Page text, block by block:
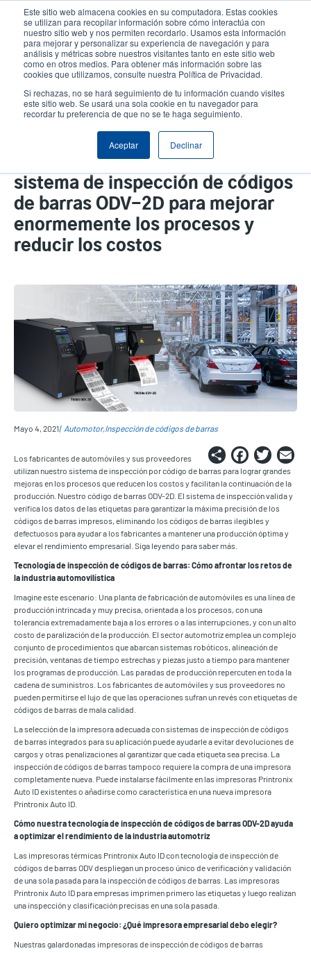
Este sitio web almacena cookies en su computadora. Estas cookies
se utilizan para recopilar información sobre cómo interactúa con
nuestro sitio web y nos permiten recordarlo. Usamos esta información
para mejorar y personalizar su experiencia de navegación y para
análisis y métricas sobre nuestros visitantes tanto en este sitio web
como en otros medios. Para obtener más información sobre las
cookies que utilizamos, consulte nuestra Política de Privacidad.
Si rechazas, no se hará seguimiento de tu información cuando visites
este sitio web. Se usará una sola cookie en tu navegador para
recordar tu preferencia de que no se te haga seguimiento.
Aceptar Declinar
contenido
principal
User
account
menu
User
Header
Selector de productos
Los fabricantes y vendedores de
automóviles utilizan nuestro
sistema de inspección de códigos
de barras ODV-2D para mejorar
enormemente los procesos y
reducir los costos
Mayo 4, 2021 Automotor Inspección de códigos de barras
Share
Los fabricantes de automóviles y sus proveedores
utilizan nuestro sistema de inspección por código de barras para lograr grandes
mejoras en los procesos que reducen los costos y facilitan la continuación de la
producción. Nuestro código de barras ODV-2D. El sistema de inspección valida y
verifica los datos de las etiquetas para garantizar la máxima precisión de los
códigos de barras impresos, eliminando los códigos de barras ilegibles y
defectuosos para ayudar a los fabricantes a mantener una producción óptima y
elevar el rendimiento empresarial. Siga leyendo para saber más.
Tecnología de inspección de códigos de barras: Cómo afrontar los retos de
la industria automovilística
Imagine este escenario: Una planta de fabricación de automóviles es una línea de
producción intrincada y muy precisa, orientada a los procesos, con una
tolerancia extremadamente baja a los errores o a las interrupciones, y con un alto
costo de paralización de la producción. El sector automotriz emplea un complejo
conjunto de procedimientos que abarcan sistemas robóticos, alineación de
precisión, ventanas de tiempo estrechas y piezas justo a tiempo para mantener
los programas de producción. Las paradas de producción repercuten en toda la
cadena de suministros. Los fabricantes de automóviles y sus proveedores no
pueden permitirse el lujo de que las operaciones sufran un revés con etiquetas de
códigos de barras de mala calidad.
La selección de la impresora adecuada con sistemas de inspección de códigos
de barras integrados para su aplicación puede ayudarle a evitar devoluciones de
cargos y otras penalizaciones al garantizar que cada etiqueta sea precisa. La
inspección de códigos de barras tampoco requiere la compra de una impresora
completamente nueva. Puede instalarse fácilmente en las impresoras Printronix
Auto ID existentes o añadirse como característica en una nueva impresora
Printronix Auto ID.
Cómo nuestra tecnología de inspección de códigos de barras ODV-2D ayuda
a optimizar el rendimiento de la industria automotriz
Las impresoras térmicas Printronix Auto ID con tecnología de inspección de
códigos de barras ODV despliegan un proceso único de verificación y validación
de una sola pasada para la inspección de códigos de barras. Las impresoras
Printronix Auto ID para empresas imprimen primero las etiquetas y luego realizan
una inspección y clasificación precisas en una sola pasada.
Quiero optimizar mi negocio: ¿Qué impresora empresarial debo elegir?
Nuestras galardonadas impresoras de inspección de códigos de barras